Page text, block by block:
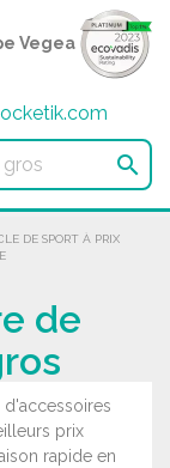
Vegea

DE SPORT À PRIX
de
prix
rapide en